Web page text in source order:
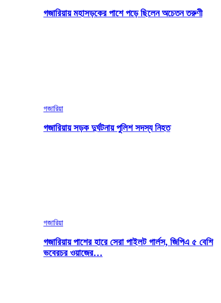
গজারিয়ায় মহাসড়কের পাশে পড়ে ছিলেন অচেতন তরুণী
গজারিয়া
গজারিয়ায় সড়ক দুর্ঘটনায় পুলিশ সদস্য নিহত
গজারিয়া
গজারিয়ায় পাশের হারে সেরা পাইলট গার্লস, জিপিএ ৫ বেশি
ভবেরচর ওয়াজের…